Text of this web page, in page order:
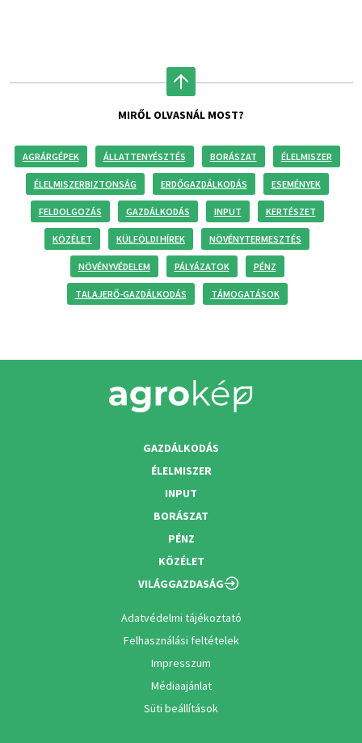
MIRŐL OLVASNÁL MOST?
AGRÁRGÉPEK ÁLLATTENYÉSZTÉS BORÁSZAT ÉLELMISZER
ÉLELMISZERBIZTONSÁG ERDŐGAZDÁLKODÁS ESEMÉNYEK
FELDOLGOZÁS GAZDÁLKODÁS INPUT KERTÉSZET
KÖZÉLET KÜLFÖLDI HÍREK NÖVÉNYTERMESZTÉS
NÖVÉNYVÉDELEM PÁLYÁZATOK PÉNZ
TALAJERŐ-GAZDÁLKODÁS TÁMOGATÁSOK
GAZDÁLKODÁS
ÉLELMISZER
INPUT
BORÁSZAT
PÉNZ
KÖZÉLET
VILÁGGAZDASÁG
Adatvédelmi tájékoztató
Felhasználási feltételek
Impresszum
Médiaajánlat
Süti beállítások